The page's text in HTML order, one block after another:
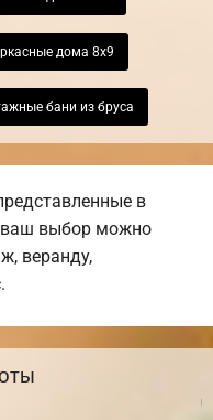
дома 8х9
бани из бруса
в
ваш выбор можно
веранду,